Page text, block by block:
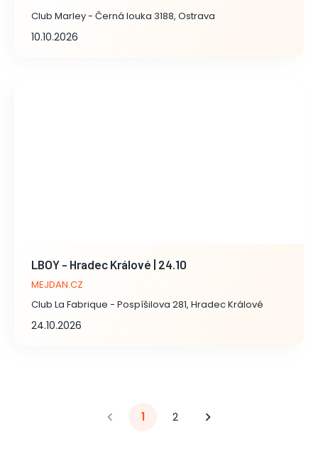
Club Marley - Černá louka 3188, Ostrava
10.10.2026
LBOY - Hradec Králové | 24.10
MEJDAN.CZ
Club La Fabrique - Pospíšilova 281, Hradec Králové
24.10.2026
1 2